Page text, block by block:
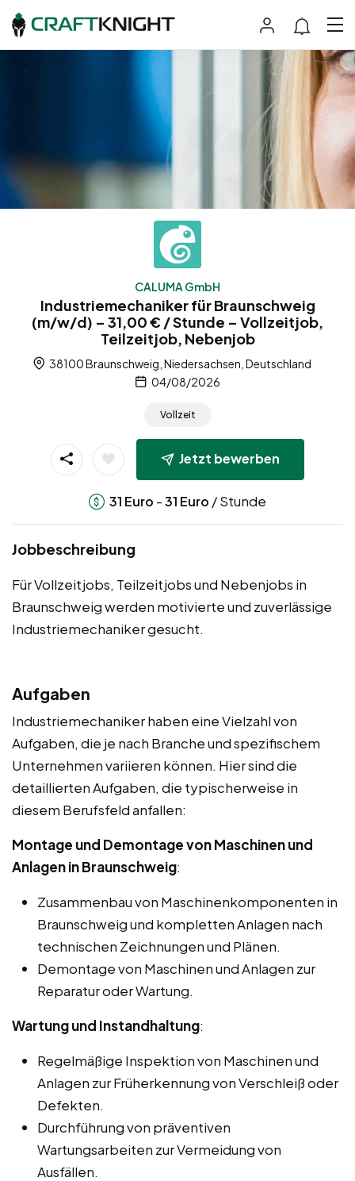
CALUMA GmbH
Industriemechaniker für Braunschweig
(m/w/d) – 31,00 € / Stunde – Vollzeitjob,
Teilzeitjob, Nebenjob
38100 Braunschweig, Niedersachsen, Deutschland
04/08/2026
Vollzeit
Jetzt bewerben
31 Euro -31 Euro / Stunde
Jobbeschreibung
Für Vollzeitjobs, Teilzeitjobs und Nebenjobs in
Braunschweig werden motivierte und zuverlässige
Industriemechaniker gesucht.
Aufgaben
Industriemechaniker haben eine Vielzahl von
Aufgaben, die je nach Branche und spezifischem
Unternehmen variieren können. Hier sind die
detaillierten Aufgaben, die typischerweise in
diesem Berufsfeld anfallen:
Montage und Demontage von Maschinen und
Anlagen in Braunschweig:
Zusammenbau von Maschinenkomponenten in
Braunschweig und kompletten Anlagen nach
technischen Zeichnungen und Plänen.
Demontage von Maschinen und Anlagen zur
Reparatur oder Wartung.
Wartung und Instandhaltung:
Regelmäßige Inspektion von Maschinen und
Anlagen zur Früherkennung von Verschleiß oder
Defekten.
Durchführung von präventiven
Wartungsarbeiten zur Vermeidung von
Ausfällen.